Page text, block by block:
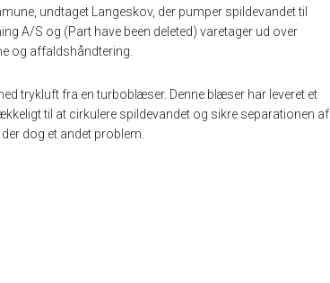
undtaget Langeskov, der pumper spildevandet til
A/S og (Part have been deleted) varetager ud over
og affaldshåndtering.
trykluft fra en turboblæser. Denne blæser har leveret et
til at cirkulere spildevandet og sikre separationen af
dog et andet problem.